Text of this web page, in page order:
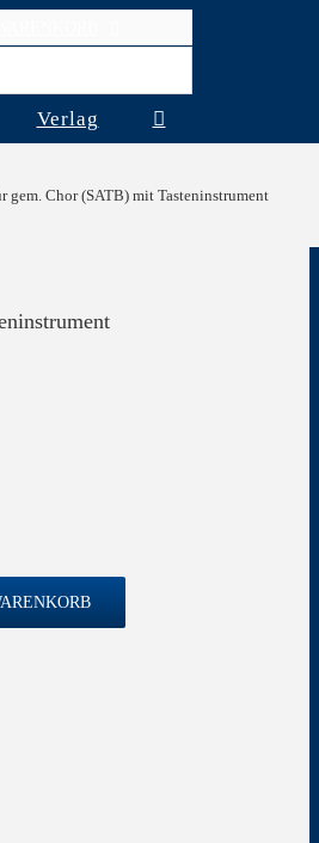
Verlag
Chor (SATB) mit Tasteninstrument